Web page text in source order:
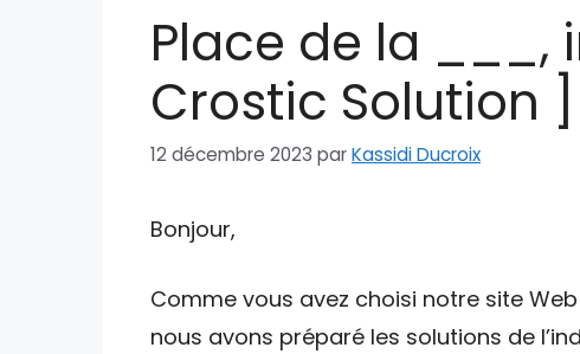
Place de la ___,
Crostic Solution ]
12 décembre 2023 parKassidi Ducroix
Bonjour,
Comme vous avez choisi notre site
nous avons préparé les solutions de